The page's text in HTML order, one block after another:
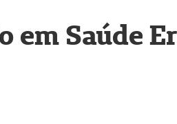
em Saúde